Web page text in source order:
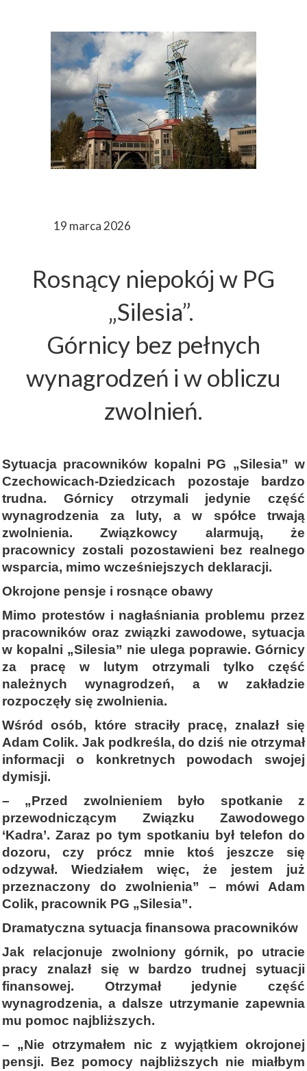
19 marca 2026
Rosnący niepokój w PG
„Silesia”.
Górnicy bez pełnych
wynagrodzeń i w obliczu
zwolnień.
Sytuacja pracowników kopalni PG „Silesia” w
Czechowicach-Dziedzicach pozostaje bardzo
trudna. Górnicy otrzymali jedynie część
wynagrodzenia za luty, a w spółce trwają
zwolnienia. Związkowcy alarmują, że
pracownicy zostali pozostawieni bez realnego
wsparcia, mimo wcześniejszych deklaracji.
Okrojone pensje i rosnące obawy
Mimo protestów i nagłaśniania problemu przez
pracowników oraz związki zawodowe, sytuacja
w kopalni „Silesia” nie ulega poprawie. Górnicy
za pracę w lutym otrzymali tylko część
należnych wynagrodzeń, a w zakładzie
rozpoczęły się zwolnienia.
Wśród osób, które straciły pracę, znalazł się
Adam Colik. Jak podkreśla, do dziś nie otrzymał
informacji o konkretnych powodach swojej
dymisji.
– „Przed zwolnieniem było spotkanie z
przewodniczącym Związku Zawodowego
‘Kadra’. Zaraz po tym spotkaniu był telefon do
dozoru, czy prócz mnie ktoś jeszcze się
odzywał. Wiedziałem więc, że jestem już
przeznaczony do zwolnienia” – mówi Adam
Colik, pracownik PG „Silesia”.
Dramatyczna sytuacja finansowa pracowników
Jak relacjonuje zwolniony górnik, po utracie
pracy znalazł się w bardzo trudnej sytuacji
finansowej. Otrzymał jedynie część
wynagrodzenia, a dalsze utrzymanie zapewnia
mu pomoc najbliższych.
– „Nie otrzymałem nic z wyjątkiem okrojonej
pensji. Bez pomocy najbliższych nie miałbym